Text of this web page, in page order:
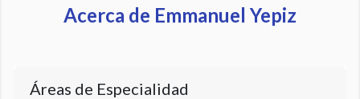
Acerca de Emmanuel Yepiz
Áreas de Especialidad